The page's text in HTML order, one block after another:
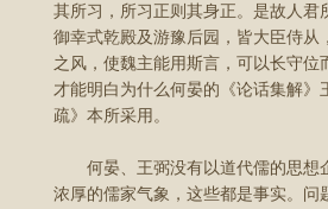
其所习，所习正则其身正。是故人
御幸式乾殿及游豫后园，皆大臣侍从
之风，使魏主能用斯言，可以长守
才能明白为什么何晏的《论话集解
疏》本所采用。
何晏、王弼没有以道代儒的思想
浓厚的儒家气象，这些都是事实。